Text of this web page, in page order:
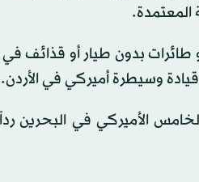
المعتمدة.
طائرات بدون طيار أو قذائف
قيادة وسيطرة أميركي في الأردن.
الأميركي في البحرين